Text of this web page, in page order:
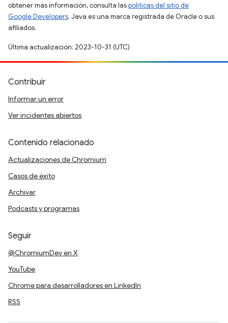
obtener más información, consulta laspolíticas del sitio de
Google Developers. Java es una marca registrada de Oracle o sus
afiliados.
Última actualización: 2023-10-31 (UTC)
Contribuir
Informar un error
Ver incidentes abiertos
Contenido relacionado
Actualizaciones de Chromium
Casos de éxito
Archivar
Podcasts y programas
Seguir
@ChromiumDev en X
YouTube
Chrome para desarrolladores en LinkedIn
RSS